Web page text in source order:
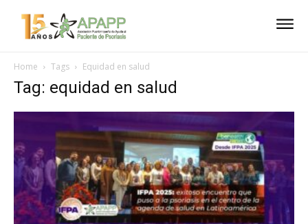
Home Tags Equidad en salud
Tag: equidad en salud